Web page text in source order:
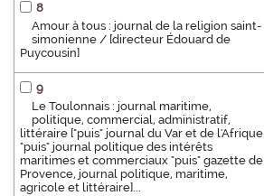
8
Amour à tous : journal de la religion saint-
simonienne / [directeur Édouard de
Puycousin]
9
Le Toulonnais : journal maritime,
politique, commercial, administratif,
littéraire ["puis" journal du Var et de l'Afrique
"puis" journal politique des intérêts
maritimes et commerciaux "puis" gazette de
Provence, journal politique, maritime,
agricole et littéraire]...